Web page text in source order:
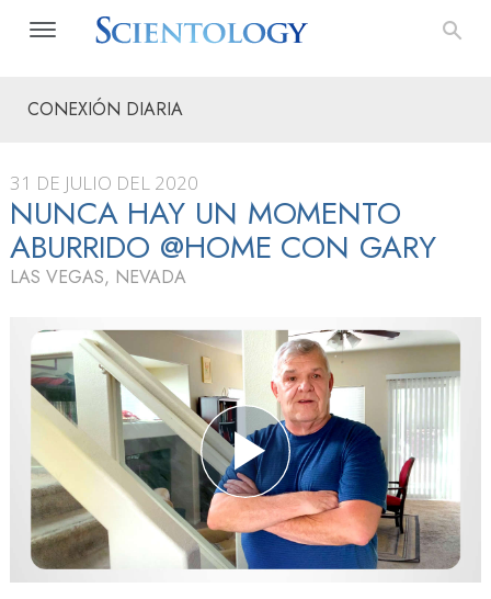
CONEXIÓN DIARIA
31 DE JULIO DEL 2020
NUNCA HAY UN MOMENTO
ABURRIDO @HOME CON GARY
LAS VEGAS, NEVADA